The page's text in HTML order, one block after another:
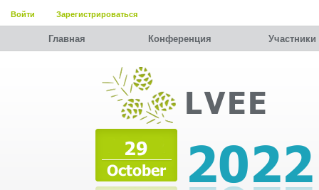
Войти Зарегистрироваться
Главная Конференция Участники